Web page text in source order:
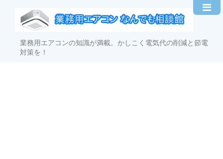
業務用エアコンの知識が満載。かしこく電気代の削減と節電
対策を！